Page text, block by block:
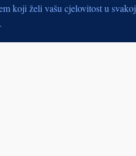
koji želi vašu cjelovitost u svakoj